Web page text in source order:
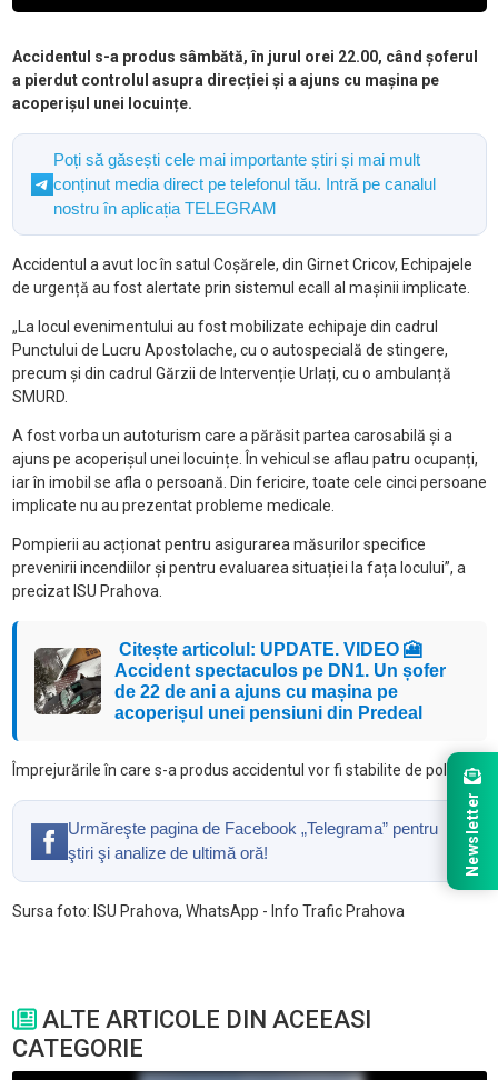
Accidentul s-a produs sâmbătă, în jurul orei 22.00, când șoferul
a pierdut controlul asupra direcției și a ajuns cu mașina pe
acoperișul unei locuințe.
Poți să găsești cele mai importante știri și mai mult
conținut media direct pe telefonul tău. Intră pe canalul
nostru în aplicația TELEGRAM
Accidentul a avut loc în satul Coșărele, din Girnet Cricov, Echipajele
de urgență au fost alertate prin sistemul ecall al mașinii implicate.
„La locul evenimentului au fost mobilizate echipaje din cadrul
Punctului de Lucru Apostolache, cu o autospecială de stingere,
precum și din cadrul Gărzii de Intervenție Urlați, cu o ambulanță
SMURD.
A fost vorba un autoturism care a părăsit partea carosabilă și a
ajuns pe acoperișul unei locuințe. În vehicul se aflau patru ocupanți,
iar în imobil se afla o persoană. Din fericire, toate cele cinci persoane
implicate nu au prezentat probleme medicale.
Pompierii au acționat pentru asigurarea măsurilor specifice
prevenirii incendiilor și pentru evaluarea situației la fața locului”, a
precizat ISU Prahova.
Citește articolul: UPDATE. VIDEO 🎦
Accident spectaculos pe DN1. Un șofer
de 22 de ani a ajuns cu mașina pe
acoperișul unei pensiuni din Predeal
Împrejurările în care s-a produs accidentul vor fi stabilite de polițiști.
Urmăreşte pagina de Facebook „Telegrama” pentru
ştiri şi analize de ultimă oră!
Sursa foto: ISU Prahova, WhatsApp - Info Trafic Prahova
ALTE ARTICOLE DIN ACEEASI
CATEGORIE
Newsletter